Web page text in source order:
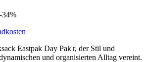
-34%
Eastpak Day Pak'r, der Stil und
und organisierten Alltag vereint.